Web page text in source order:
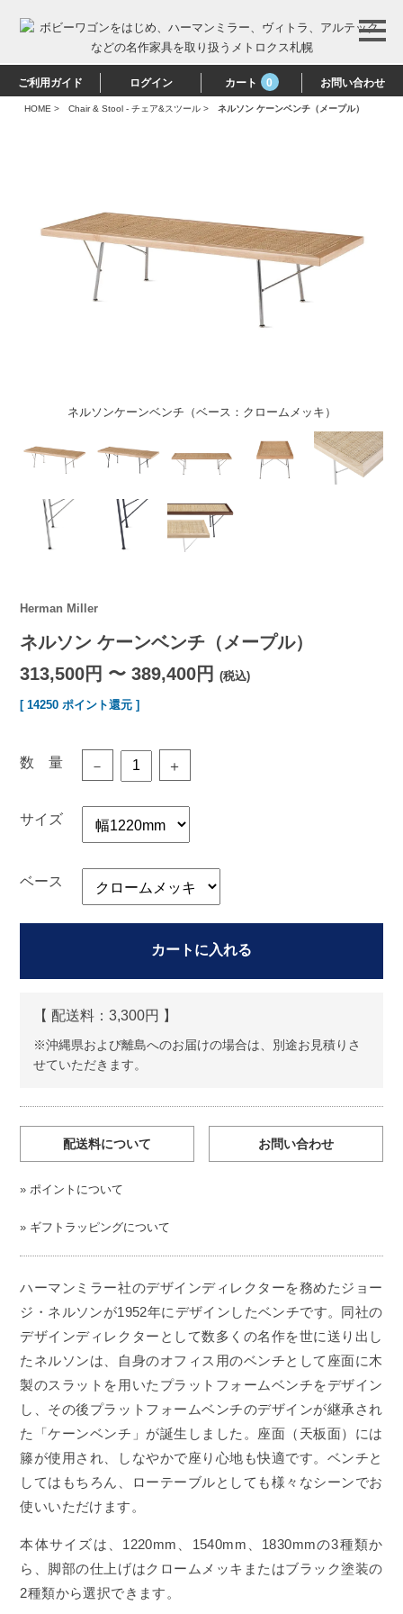
ご利用ガイド ログイン カート 0 お問い合わせ
HOME > Chair & Stool - チェア&スツール > ネルソン ケーンベンチ（メープル）
ネルソンケーンベンチ（ベース：クロームメッキ）
Herman Miller
ネルソン ケーンベンチ（メープル）
313,500円 〜 389,400円(税込)
[ 14250 ポイント還元 ]
数 量 － ＋
サイズ
ベース
カートに入れる
【 配送料：3,300円 】
※沖縄県および離島へのお届けの場合は、別途お見積りさ
せていただきます。
配送料について お問い合わせ
» ポイントについて
» ギフトラッピングについて
ハーマンミラー社のデザインディレクターを務めたジョー
ジ・ネルソンが1952年にデザインしたベンチです。同社の
デザインディレクターとして数多くの名作を世に送り出し
たネルソンは、自身のオフィス用のベンチとして座面に木
製のスラットを用いたプラットフォームベンチをデザイン
し、その後プラットフォームベンチのデザインが継承され
た「ケーンベンチ」が誕生しました。座面（天板面）には
籐が使用され、しなやかで座り心地も快適です。ベンチと
してはもちろん、ローテーブルとしても様々なシーンでお
使いいただけます。
本体サイズは、1220mm、1540mm、1830mmの3種類か
ら、脚部の仕上げはクロームメッキまたはブラック塗装の
2種類から選択できます。